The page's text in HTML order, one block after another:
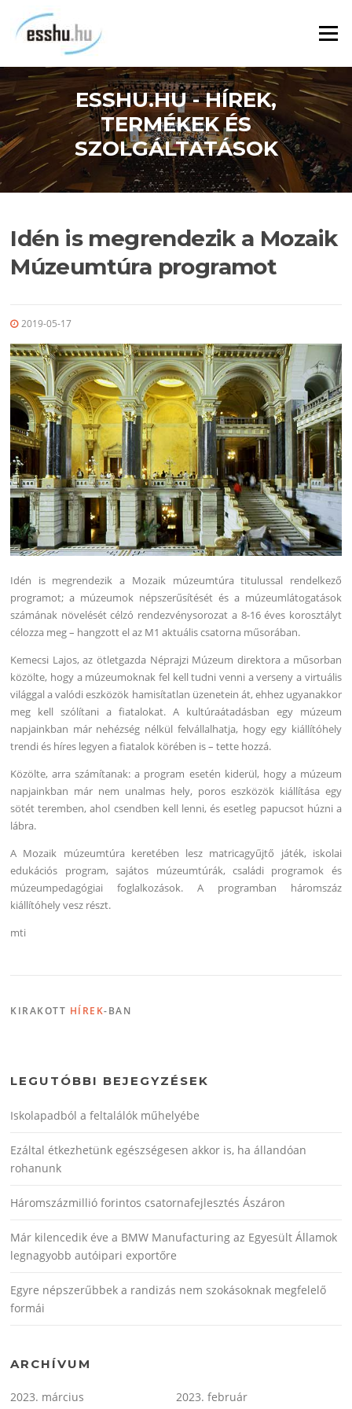
tartalomra
Menü
ESSHU.HU - HÍREK,
TERMÉKEK ÉS
SZOLGÁLTATÁSOK
Idén is megrendezik a Mozaik
Múzeumtúra programot
2019-05-17
Idén is megrendezik a Mozaik múzeumtúra titulussal rendelkező
programot; a múzeumok népszerűsítését és a múzeumlátogatások
számának növelését célzó rendezvénysorozat a 8-16 éves korosztályt
célozza meg – hangzott el az M1 aktuális csatorna műsorában.
Kemecsi Lajos, az ötletgazda Néprajzi Múzeum direktora a műsorban
közölte, hogy a múzeumoknak fel kell tudni venni a verseny a virtuális
világgal a valódi eszközök hamisítatlan üzenetein át, ehhez ugyanakkor
meg kell szólítani a fiatalokat. A kultúraátadásban egy múzeum
napjainkban már nehézség nélkül felvállalhatja, hogy egy kiállítóhely
trendi és híres legyen a fiatalok körében is – tette hozzá.
Közölte, arra számítanak: a program esetén kiderül, hogy a múzeum
napjainkban már nem unalmas hely, poros eszközök kiállítása egy
sötét teremben, ahol csendben kell lenni, és esetleg papucsot húzni a
lábra.
A Mozaik múzeumtúra keretében lesz matricagyűjtő játék, iskolai
edukációs program, sajátos múzeumtúrák, családi programok és
múzeumpedagógiai foglalkozások. A programban háromszáz
kiállítóhely vesz részt.
mti
KIRAKOTT HÍREK-BAN
LEGUTÓBBI BEJEGYZÉSEK
Iskolapadból a feltalálók műhelyébe
Ezáltal étkezhetünk egészségesen akkor is, ha állandóan
rohanunk
Háromszázmillió forintos csatornafejlesztés Ászáron
Már kilencedik éve a BMW Manufacturing az Egyesült Államok
legnagyobb autóipari exportőre
Egyre népszerűbbek a randizás nem szokásoknak megfelelő
formái
ARCHÍVUM
2023. március 2023. február